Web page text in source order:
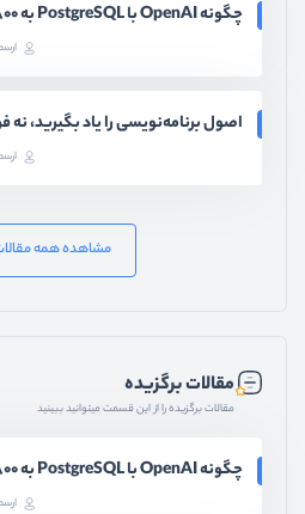
چگونه OpenAI با PostgreSQL به ۸۰۰ میلیون کاربر رسید؟
اصول برنامه‌نویسی را یاد بگیرید، نه
مشاهده همه
مقالات برگزیده
مقالات برگزیده را از این قسمت میتوانید ببینید
چگونه OpenAI با PostgreSQL به ۸۰۰ میلیون کاربر رسید؟